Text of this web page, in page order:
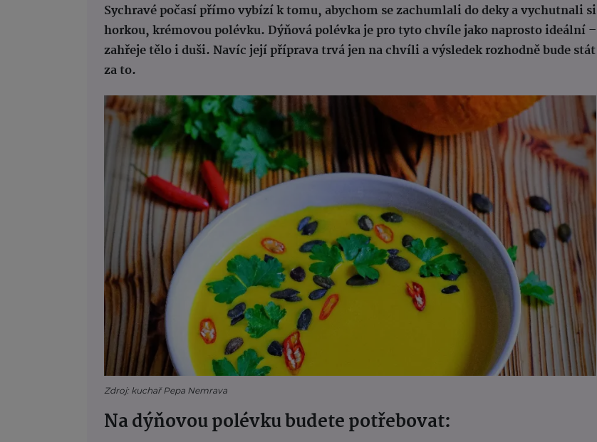
Sychravé počasí přímo vybízí k tomu, abychom se zachumlali do deky a vychutnali si
horkou, krémovou polévku. Dýňová polévka je pro tyto chvíle jako naprosto ideální –
zahřeje tělo i duši. Navíc její příprava trvá jen na chvíli a výsledek rozhodně bude stát
za to.
Zdroj: kuchař Pepa Nemrava
Na dýňovou polévku budete potřebovat: